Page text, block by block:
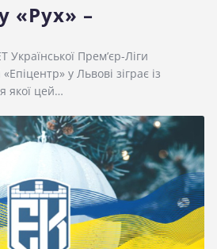
«Рух» –
Української Прем’єр-Ліги
у Львові зіграє із
якої цей…